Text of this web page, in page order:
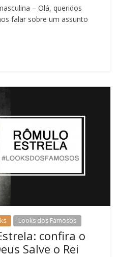
– Olá, queridos
falar sobre um assunto
Looks dos Famosos
confira o
Salve o Rei